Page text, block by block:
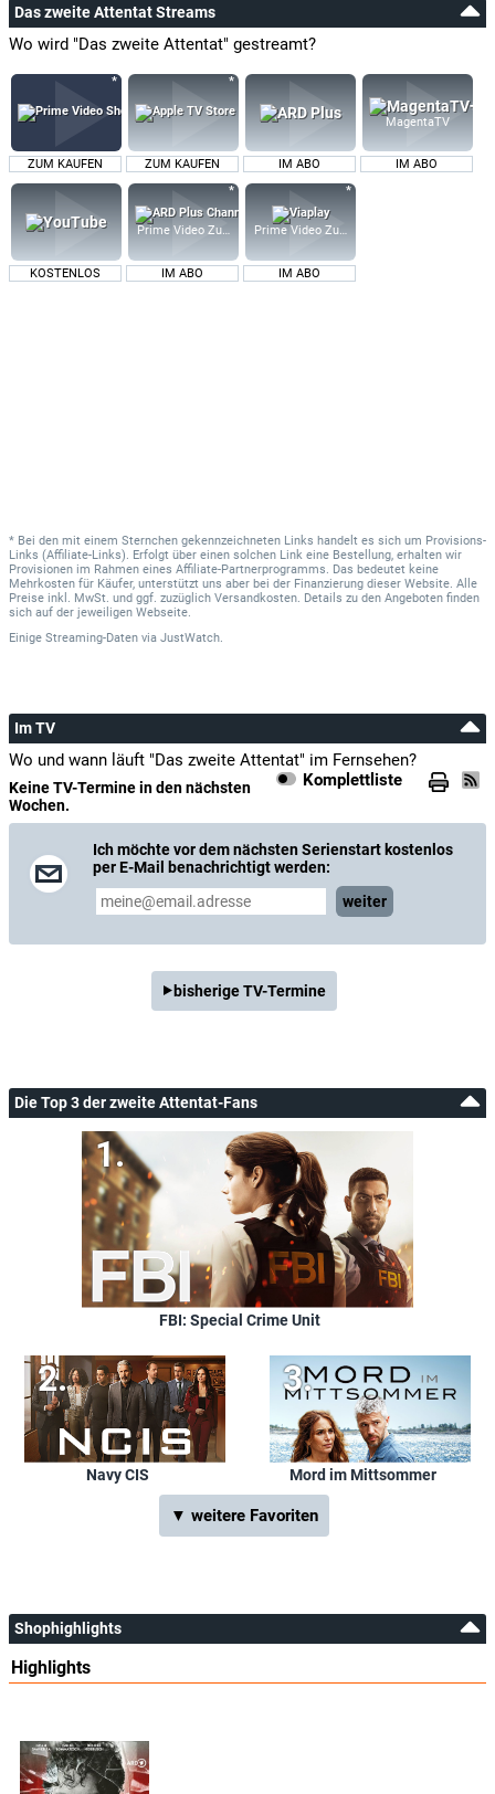
Das zweite Attentat Streams
Wo wird "Das zweite Attentat" gestreamt?
ZUM KAUFEN ZUM KAUFEN IM ABO
MagentaTV
IM ABO
KOSTENLOS
Prime Video Zusatz-Kanäle
IM ABO
Prime Video Zusatz-Kanäle
IM ABO
* Bei den mit einem Sternchen gekennzeichneten Links handelt es sich um Provisions-
Links (Affiliate-Links). Erfolgt über einen solchen Link eine Bestellung, erhalten wir
Provisionen im Rahmen eines Affiliate-Partnerprogramms. Das bedeutet keine
Mehrkosten für Käufer, unterstützt uns aber bei der Finanzierung dieser Website. Alle
Preise inkl. MwSt. und ggf. zuzüglich Versandkosten. Details zu den Angeboten finden
sich auf der jeweiligen Webseite.
Einige Streaming-Daten via JustWatch.
Im TV
Wo und wann läuft "Das zweite Attentat" im Fernsehen?
Komplettliste
Keine TV-Termine in den nächsten
Wochen.
Ich möchte vor dem nächsten Serienstart kostenlos
per E-Mail benachrichtigt werden:
weiter
bisherige TV-Termine
Die Top 3 der zweite Attentat-Fans
FBI: Special Crime Unit
Navy CIS Mord im Mittsommer
▼ weitere Favoriten
Shophighlights
Highlights